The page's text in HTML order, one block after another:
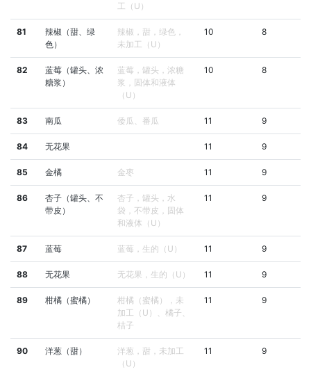
工（U）
81
辣椒（甜、绿
色）
辣椒，甜，绿色，
未加工（U）
10 8
82
蓝莓（罐头、浓
糖浆）
蓝莓，罐头，浓糖
浆，固体和液体
（U）
10 8
83 南瓜 倭瓜、番瓜 11 9
84 无花果 11 9
85 金橘 金枣 11 9
86
杏子（罐头、不
带皮）
杏子，罐头，水
袋，不带皮，固体
和液体（U）
11 9
87 蓝莓 蓝莓，生的（U） 11 9
88 无花果 无花果，生的（U） 11 9
89 柑橘（蜜橘）
柑橘（蜜橘），未
加工（U）、橘子、
桔子
11 9
90 洋葱（甜）
洋葱，甜，未加工
（U）
11 9